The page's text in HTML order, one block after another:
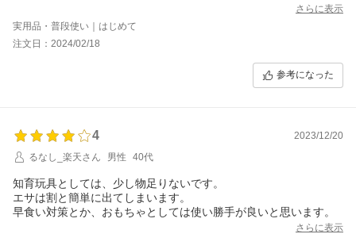
さらに表示
実用品・普段使い｜はじめて
注文日：2024/02/18
参考になった
4
2023/12/20
るなし_楽天さん
男性 40代
知育玩具としては、少し物足りないです。
エサは割と簡単に出てしまいます。
早食い対策とか、おもちゃとしては使い勝手が良いと思います。
さらに表示